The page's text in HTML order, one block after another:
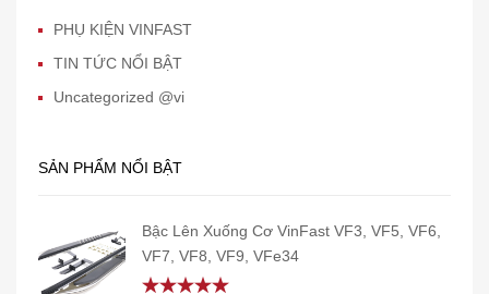
PHỤ KIỆN VINFAST
TIN TỨC NỔI BẬT
Uncategorized @vi
SẢN PHẨM NỔI BẬT
Bậc Lên Xuống Cơ VinFast VF3, VF5, VF6,
VF7, VF8, VF9, VFe34